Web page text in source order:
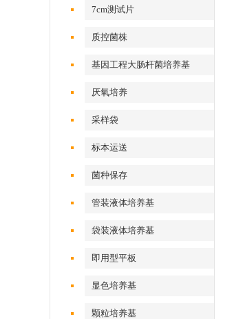
7cm测试片
质控菌株
基因工程大肠杆菌培养基
厌氧培养
采样袋
标本运送
菌种保存
管装液体培养基
袋装液体培养基
即用型平板
显色培养基
颗粒培养基